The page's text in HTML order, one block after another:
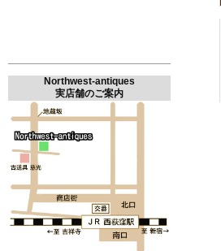
Northwest-antiques
実店舗のご案内